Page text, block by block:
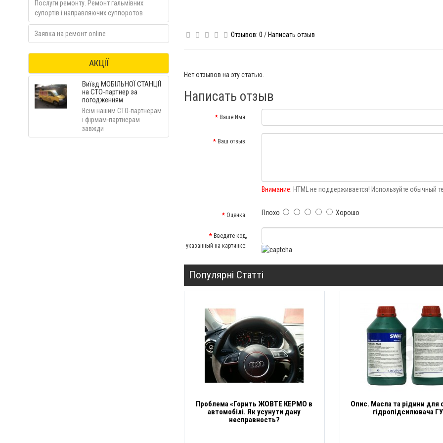
Послуги ремонту. Ремонт гальмівних
супортів і направляючих суппоротов
Заявка на ремонт online
АКЦІЇ
Виїзд МОБІЛЬНОЇ СТАНЦІЇ
на СТО-партнер за
погодженням
Всім нашим СТО-партнерам
і фірмам-партнерам
завжди
Отзывов: 0 / Написать отзыв
Нет отзывов на эту статью.
Написать отзыв
Ваше Имя:
Ваш отзыв:
Внимание: HTML не поддерживается! Используйте обычный
Оценка: Плохо Хорошо
Введите код,
указанный на картинке:
Популярні Статті
Проблема «Горить ЖОВТЕ КЕРМО в
автомобілі. Як усунути дану
несправность?
Опис. Масла та рідини для
гідропідсилювача